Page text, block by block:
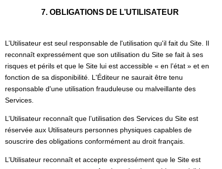
7. OBLIGATIONS DE L’UTILISATEUR
L’Utilisateur est seul responsable de l'utilisation qu'il fait du Site. Il
reconnaît expressément que son utilisation du Site se fait à ses
risques et périls et que le Site lui est accessible « en l’état » et en
fonction de sa disponibilité. L'Éditeur ne saurait être tenu
responsable d'une utilisation frauduleuse ou malveillante des
Services.
L’Utilisateur reconnaît que l’utilisation des Services du Site est
réservée aux Utilisateurs personnes physiques capables de
souscrire des obligations conformément au droit français.
L’Utilisateur reconnaît et accepte expressément que le Site est